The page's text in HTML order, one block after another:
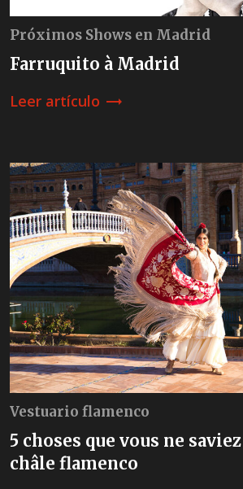
Próximos Shows en Madrid
Farruquito à Madrid
Leer artículo trending_flat
Vestuario flamenco
5 choses que vous ne
châle flamenco